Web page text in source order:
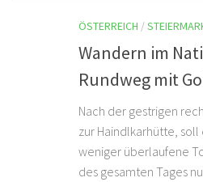
ÖSTERREICH /
Wandern im
Rundweg mit
Nach der gestrigen
zur Haindlkarhütte,
weniger überlaufene
des gesamten Tages